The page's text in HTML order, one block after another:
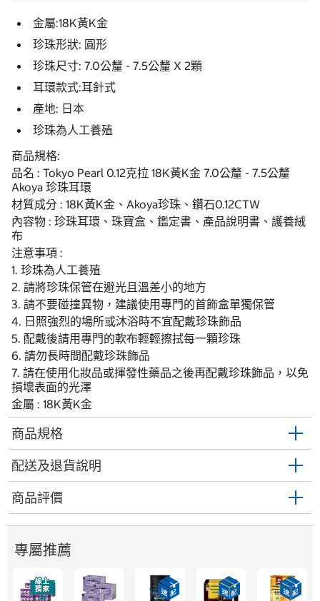
金屬:18K黃K金
珍珠形狀: 圓形
珍珠尺寸: 7.0公釐 - 7.5公釐 X 2顆
耳環款式:耳針式
產地: 日本
珍珠為人工養殖
商品規格:
品名 : Tokyo Pearl 0.12克拉 18K黃K金 7.0公釐 - 7.5公釐
Akoya 珍珠耳環
材質成分 : 18K黃K金、Akoya珍珠、鑽石0.12CTW
內容物 : 珍珠耳環、珠寶盒、鑑定書、產品說明書、護養絨
布
注意事項 :
1. 珍珠為人工養殖
2. 請將珍珠保管在避光且溫差小的地方
3. 請不要碰撞異物，建議使用專門的首飾盒單獨保管
4. 日照強烈的場所或沐浴時不宜配戴珍珠飾品
5. 配戴後請用專門的軟布輕輕擦拭每一顆珍珠
6. 請勿長時間配戴珍珠飾品
7. 請在使用化妝品或揮發性藥品之後再配戴珍珠飾品，以免
損壞表面的光澤
金屬 : 18K黃K金
商品規格
配送及退貨說明
商品評價
專屬推薦